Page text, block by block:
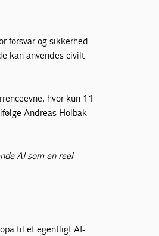
forsvar og sikkerhed.
kan anvendes civilt
hvor kun 11
Andreas Holbak
AI som en reel
til et egentligt AI-